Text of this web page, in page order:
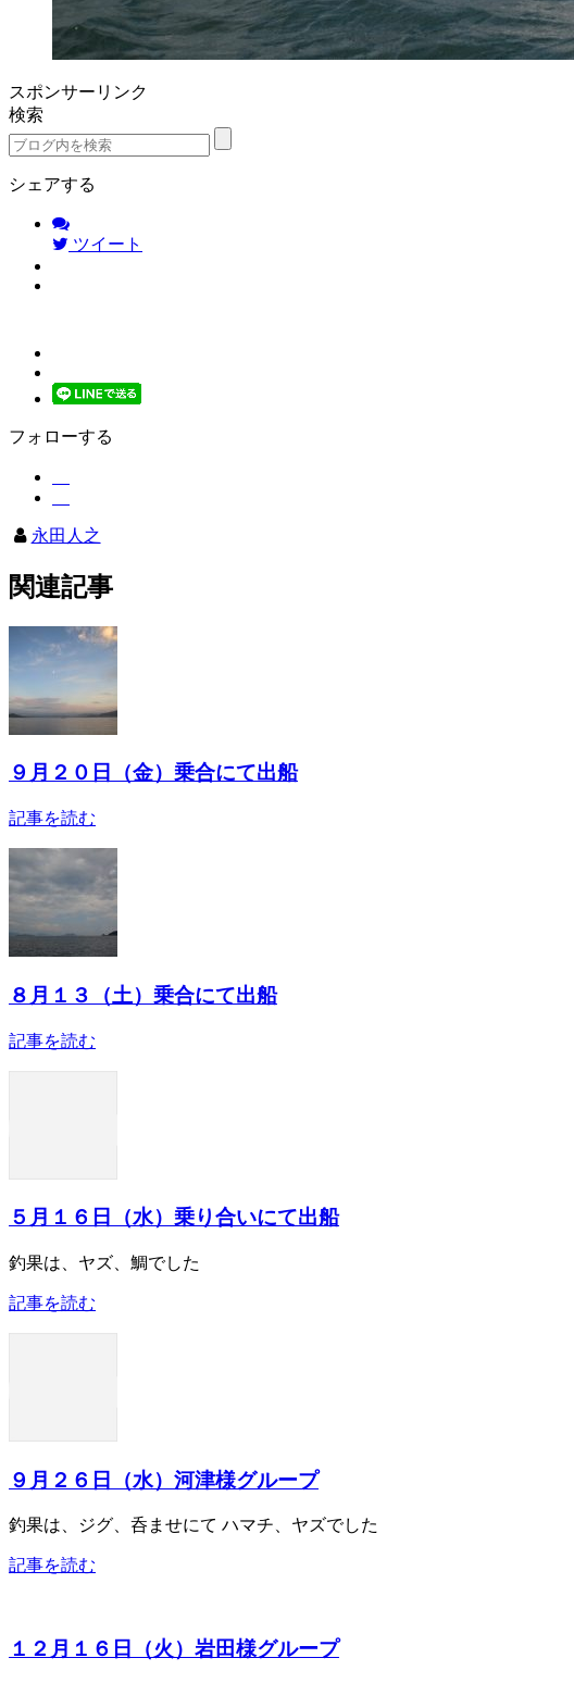
スポンサーリンク
検索
シェアする
ツイート
フォローする
永田人之
関連記事
９月２０日（金）乗合にて出船
記事を読む
８月１３（土）乗合にて出船
記事を読む
５月１６日（水）乗り合いにて出船
釣果は、ヤズ、鯛でした
記事を読む
９月２６日（水）河津様グループ
釣果は、ジグ、呑ませにて ハマチ、ヤズでした
記事を読む
１２月１６日（火）岩田様グループ